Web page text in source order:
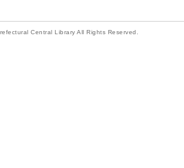
Central Library All Rights Reserved.